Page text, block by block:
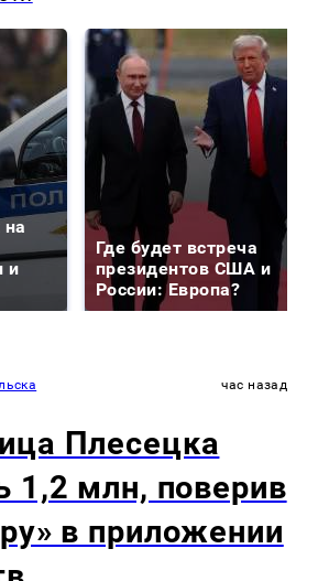
и
Где будет встреча
президентов США и
России: Европа?
час назад
Плесецка
1,2 млн, поверив
в приложении